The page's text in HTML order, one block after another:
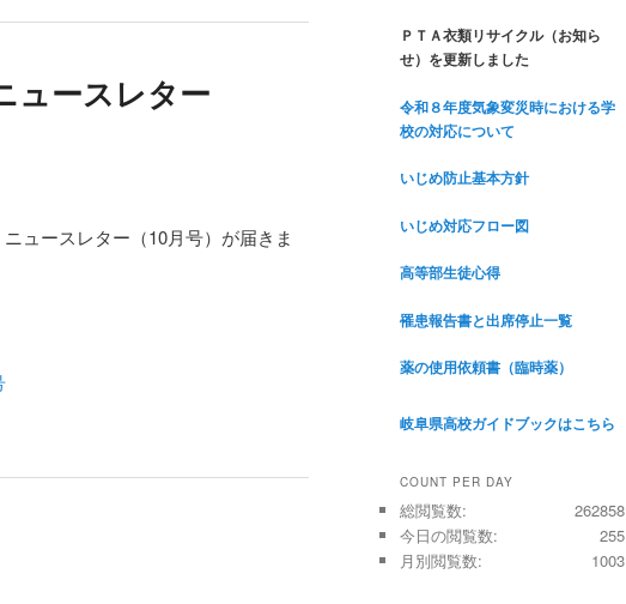
ュースレター
ュースレター（10月号）が届きま
ＰＴＡ衣類リサイクル（お知ら
せ）を更新しました
令和８年度気象変災時における学
校の対応について
いじめ防止基本方針
いじめ対応フロー図
高等部生徒心得
罹患報告書と出席停止一覧
薬の使用依頼書（臨時薬）
岐阜県高校ガイドブックはこちら
COUNT PER DAY
262858
総閲覧数:
255
今日の閲覧数:
1003
月別閲覧数: